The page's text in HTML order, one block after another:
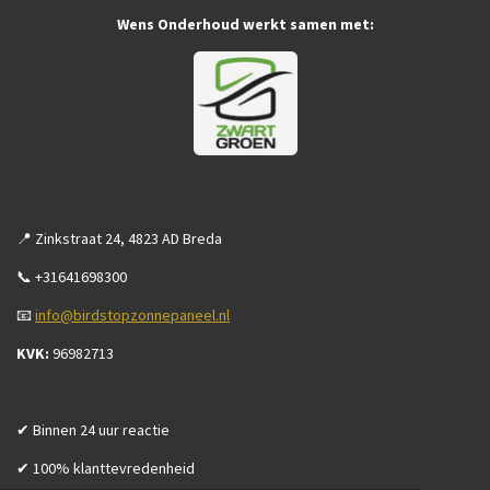
Wens Onderhoud werkt samen met:
📍 Zinkstraat 24, 4823 AD Breda
📞 +31641698300
📧info@birdstopzonnepaneel.nl
KVK: 96982713
✔ Binnen 24 uur reactie
✔ 100% klanttevredenheid